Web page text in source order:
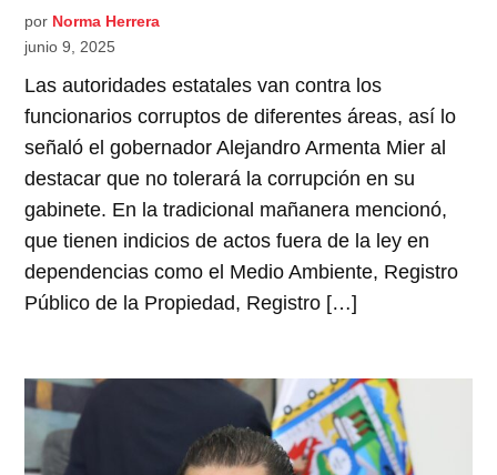
por Norma Herrera
junio 9, 2025
Las autoridades estatales van contra los
funcionarios corruptos de diferentes áreas, así lo
señaló el gobernador Alejandro Armenta Mier al
destacar que no tolerará la corrupción en su
gabinete. En la tradicional mañanera mencionó,
que tienen indicios de actos fuera de la ley en
dependencias como el Medio Ambiente, Registro
Público de la Propiedad, Registro […]